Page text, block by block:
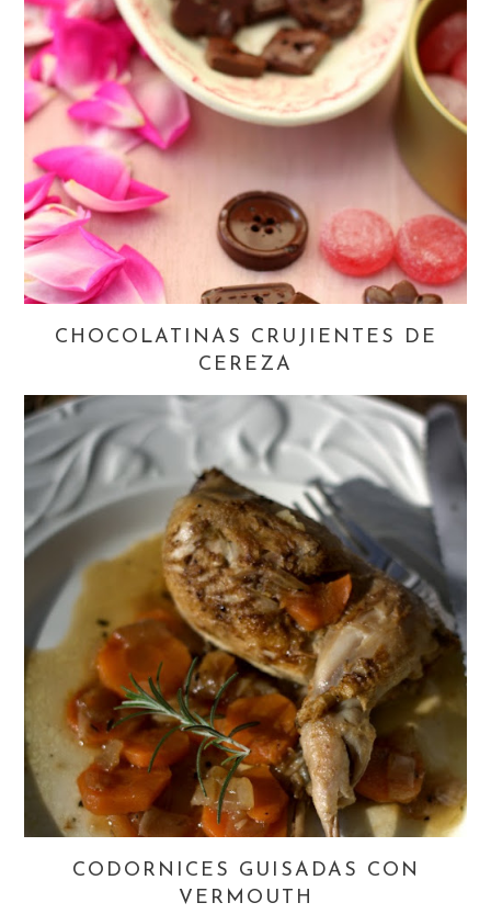
CHOCOLATINAS CRUJIENTES DE
CEREZA
CODORNICES GUISADAS CON
VERMOUTH